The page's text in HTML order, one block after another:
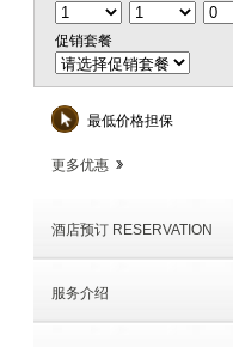
促销套餐
最低价格担保
更多优惠
酒店预订 RESERVATION
服务介绍